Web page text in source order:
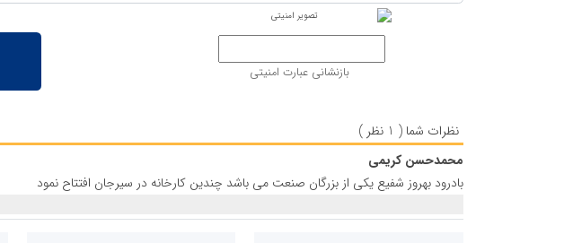
بازنشانی عبارت امنیتی
نظرات شما ( 1 نظر )
محمدحسن کریمی
بادرود بهروز شفیع یکی از بزرگان صنعت می باشد چندین کارخانه در سیرجان افتتاح نمود